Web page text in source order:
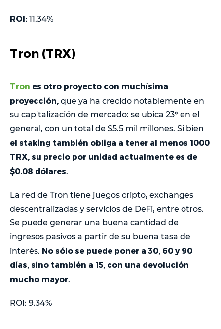
ROI: 11.34%
Tron (TRX)
Tron es otro proyecto con muchísima
proyección, que ya ha crecido notablemente en
su capitalización de mercado: se ubica 23° en el
general, con un total de $5.5 mil millones. Si bien
el staking también obliga a tener al menos 1000
TRX, su precio por unidad actualmente es de
$0.08 dólares.
La red de Tron tiene juegos cripto, exchanges
descentralizadas y servicios de DeFi, entre otros.
Se puede generar una buena cantidad de
ingresos pasivos a partir de su buena tasa de
interés. No sólo se puede poner a 30, 60 y 90
días, sino también a 15, con una devolución
mucho mayor.
ROI: 9.34%